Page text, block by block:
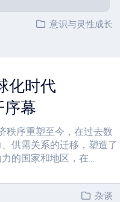
意识与灵性成长
化时代
序幕
秩序重塑至今，在过去数
供需关系的迁移，塑造了
的国家和地区，在...
杂谈